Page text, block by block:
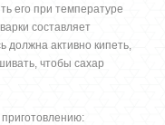
его при температуре
составляет
должна активно кипеть,
чтобы сахар